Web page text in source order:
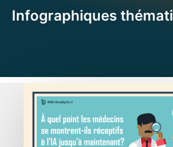
Infographiques